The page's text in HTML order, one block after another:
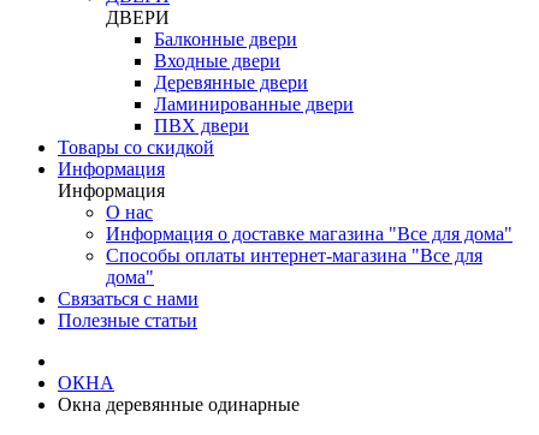
ДВЕРИ
Балконные двери
Входные двери
Деревянные двери
Ламинированные двери
ПВХ двери
Товары со скидкой
Информация
Информация
О нас
Информация о доставке магазина "Все для дома"
Способы оплаты интернет-магазина "Все для
дома"
Связаться с нами
Полезные статьи
ОКНА
Окна деревянные одинарные